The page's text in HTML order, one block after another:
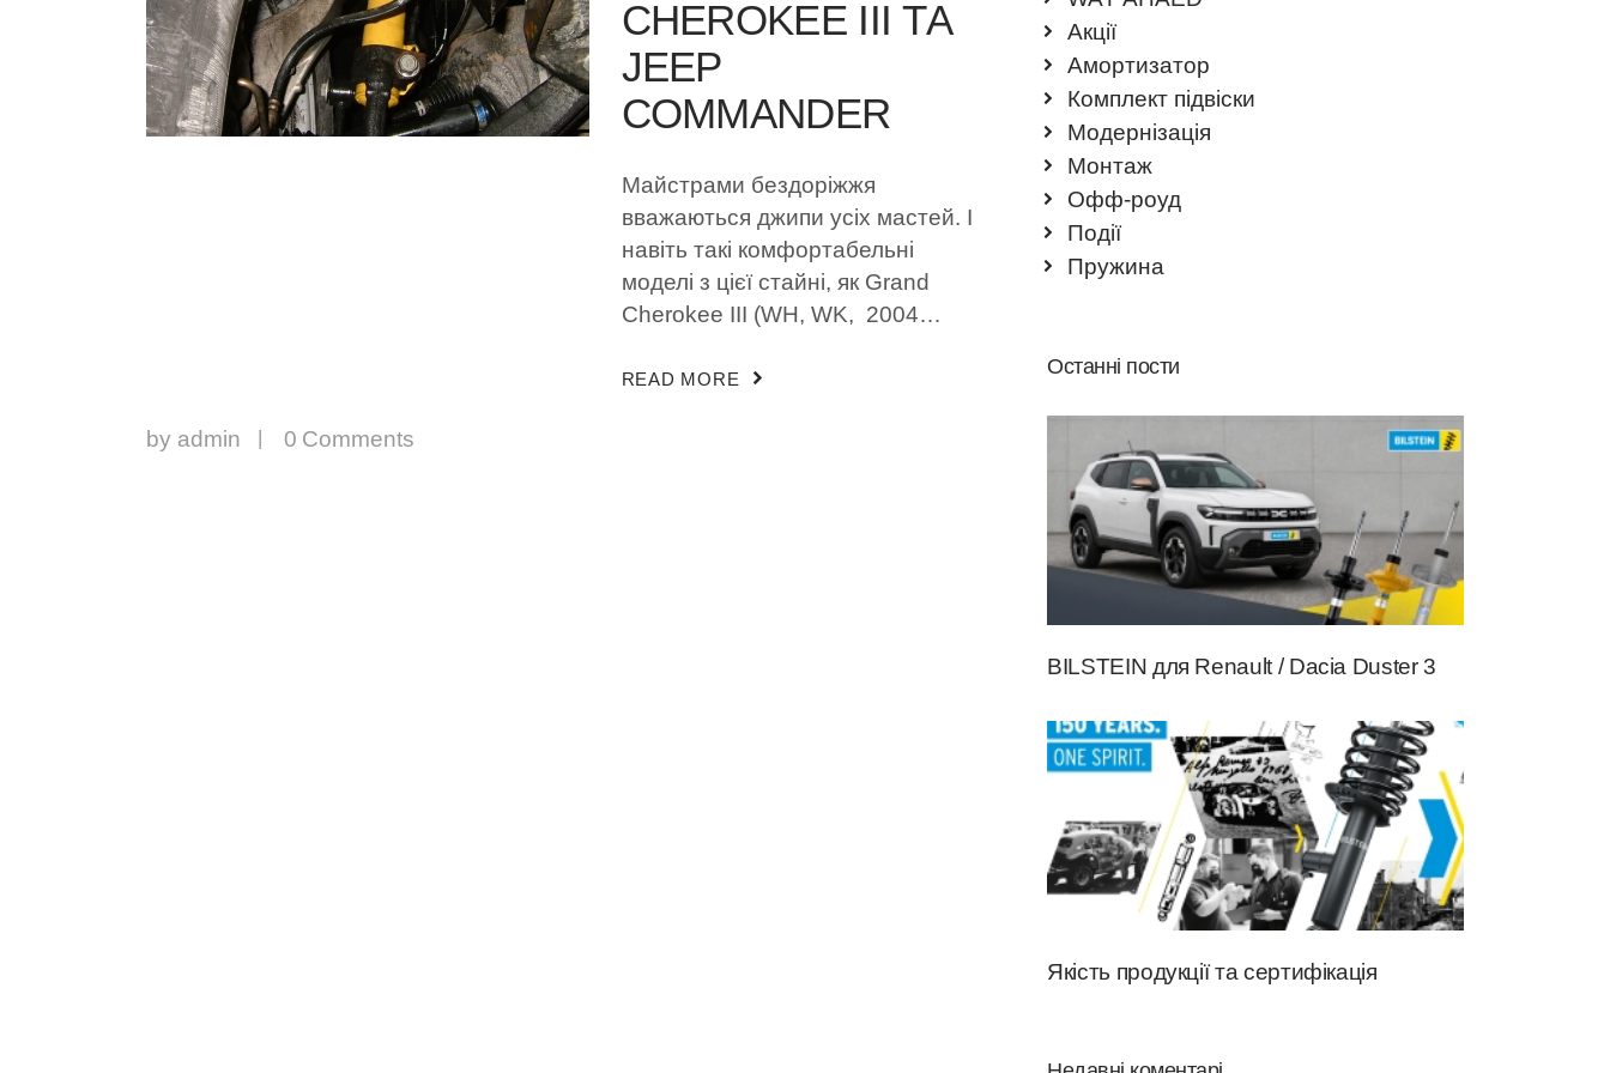
CHEROKEE III ТА
JEEP
COMMANDER
Майстрами бездоріжжя
вважаються джипи усіх мастей. І
навіть такі комфортабельні
моделі з цієї стайні, як Grand
Cherokee III (WH, WK, 2004…
READ MORE
by admin 0 Comments
Акції
Амортизатор
Комплект підвіски
Модернізація
Монтаж
Офф-роуд
Події
Пружина
Останні пости
BILSTEIN для Renault / Dacia Duster 3
Якість продукції та сертифікація